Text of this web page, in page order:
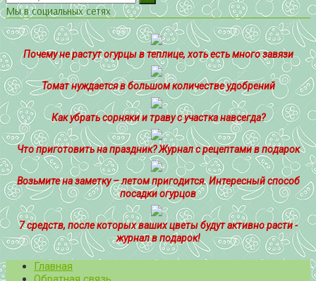
Мы в социальных сетях
Почему не растут огурцы в теплице, хоть есть много завязи
Томат нуждается в большом количестве удобрений
Как убрать сорняки и траву с участка навсегда?
Что приготовить на праздник? Журнал с рецептами в подарок
Возьмите на заметку – летом пригодится. Интересный способ
посадки огурцов
7 средств, после которых ваших цветы будут активно расти -
журнал в подарок!
Главная